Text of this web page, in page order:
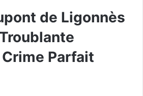
de Ligonnès
Parfait